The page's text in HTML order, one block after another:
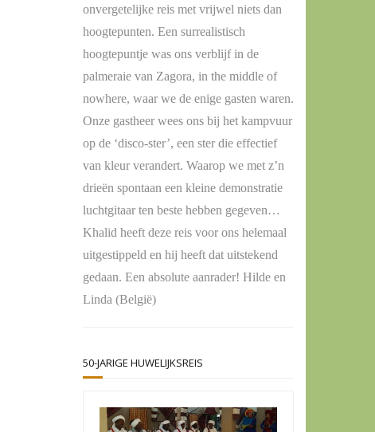
onvergetelijke reis met vrijwel niets dan
hoogtepunten. Een surrealistisch
hoogtepuntje was ons verblijf in de
palmeraie van Zagora, in the middle of
nowhere, waar we de enige gasten waren.
Onze gastheer wees ons bij het kampvuur
op de ‘disco-ster’, een ster die effectief
van kleur verandert. Waarop we met z’n
drieën spontaan een kleine demonstratie
luchtgitaar ten beste hebben gegeven…
Khalid heeft deze reis voor ons helemaal
uitgestippeld en hij heeft dat uitstekend
gedaan. Een absolute aanrader! Hilde en
Linda (België)
50-JARIGE HUWELIJKSREIS